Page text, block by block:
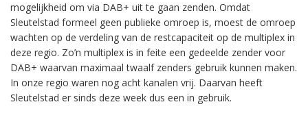
mogelijkheid om via DAB+ uit te gaan zenden. Omdat
Sleutelstad formeel geen publieke omroep is, moest de omroep
wachten op de verdeling van de restcapaciteit op de multiplex in
deze regio. Zo’n multiplex is in feite een gedeelde zender voor
DAB+ waarvan maximaal twaalf zenders gebruik kunnen maken.
In onze regio waren nog acht kanalen vrij. Daarvan heeft
Sleutelstad er sinds deze week dus een in gebruik.